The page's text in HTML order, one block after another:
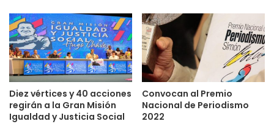
Diez vértices y 40 acciones
regirán a la Gran Misión
Igualdad y Justicia Social
Convocan al Premio
Nacional de Periodismo
2022